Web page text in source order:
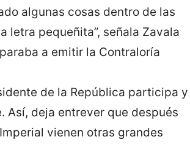
algunas cosas dentro de las
letra pequeñita”, señala Zavala
a emitir la Contraloría
de la República participa y
Así, deja entrever que después
vienen otras grandes